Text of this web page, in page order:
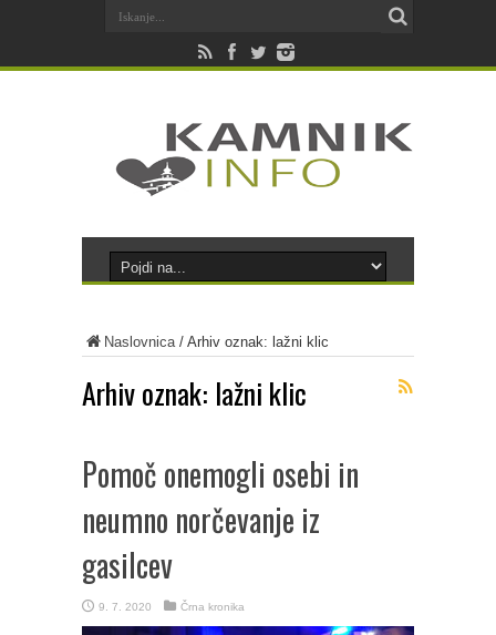
Naslovnica/ Arhiv oznak: lažni klic
Arhiv oznak: lažni klic
Pomoč onemogli osebi in
neumno norčevanje iz
gasilcev
9. 7. 2020 Črna kronika